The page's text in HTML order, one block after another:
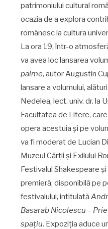
patrimoniului cultural
ocazia de a explora
românesc la cultura
La ora 19, într-o
va avea loc lansarea
palme, autor Augustin
lansare a volumului,
Nedelea, lect. univ. dr. la
Facultatea de Litere,
opera acestuia și pe
va fi moderat de Lucian
Muzeul Cărții și Exilului
Festivalul Shakespeare
premieră, disponibilă pe
festivalului, intitulată
Basarab Nicolescu –
spațiu. Expoziția aduce